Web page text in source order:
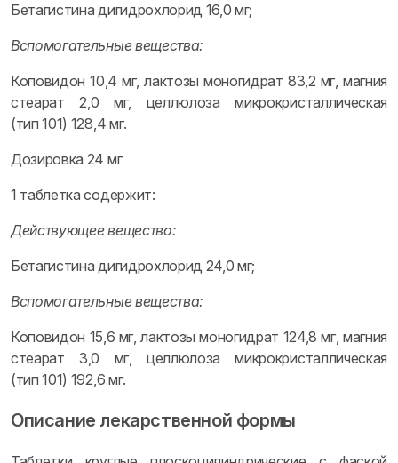
Бетагистина дигидрохлорид 16,0 мг;
Вспомогательные вещества:
Коповидон 10,4 мг, лактозы моногидрат 83,2 мг, магния
стеарат 2,0 мг, целлюлоза микрокристаллическая
(тип 101) 128,4 мг.
Дозировка 24 мг
1 таблетка содержит:
Действующее вещество:
Бетагистина дигидрохлорид 24,0 мг;
Вспомогательные вещества:
Коповидон 15,6 мг, лактозы моногидрат 124,8 мг, магния
стеарат 3,0 мг, целлюлоза микрокристаллическая
(тип 101) 192,6 мг.
Описание лекарственной формы